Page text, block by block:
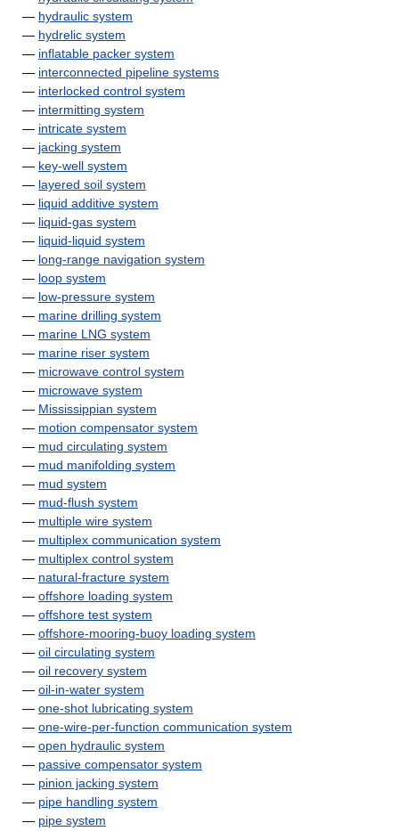
— hydraulic system
— hydrelic system
— inflatable packer system
— interconnected pipeline systems
— interlocked control system
— intermitting system
— intricate system
— jacking system
— key-well system
— layered soil system
— liquid additive system
— liquid-gas system
— liquid-liquid system
— long-range navigation system
— loop system
— low-pressure system
— marine drilling system
— marine LNG system
— marine riser system
— microwave control system
— microwave system
— Mississippian system
— motion compensator system
— mud circulating system
— mud manifolding system
— mud system
— mud-flush system
— multiple wire system
— multiplex communication system
— multiplex control system
— natural-fracture system
— offshore loading system
— offshore test system
— offshore-mooring-buoy loading system
— oil circulating system
— oil recovery system
— oil-in-water system
— one-shot lubricating system
— one-wire-per-function communication system
— open hydraulic system
— passive compensator system
— pinion jacking system
— pipe handling system
— pipe system